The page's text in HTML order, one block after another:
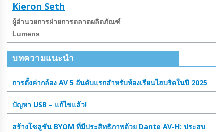
Kieron Seth
ผู้อํานวยการฝ่ายการตลาดผลิตภัณฑ์
Lumens
บทความแนะนำ
การตั้งค่ากล้อง AV 5 อันดับแรกสําหรับห้องเรียนไฮบริดในปี 2025
ปัญหา USB – แก้ไขแล้ว!
สร้างโซลูชัน BYOM ที่มีประสิทธิภาพด้วย Dante AV-H: ประสบ